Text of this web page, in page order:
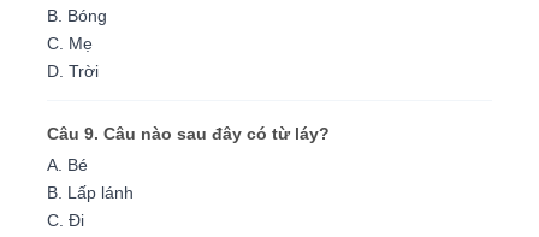
B. Bóng
C. Mẹ
D. Trời
Câu 9. Câu nào sau đây có từ láy?
A. Bé
B. Lấp lánh
C. Đi